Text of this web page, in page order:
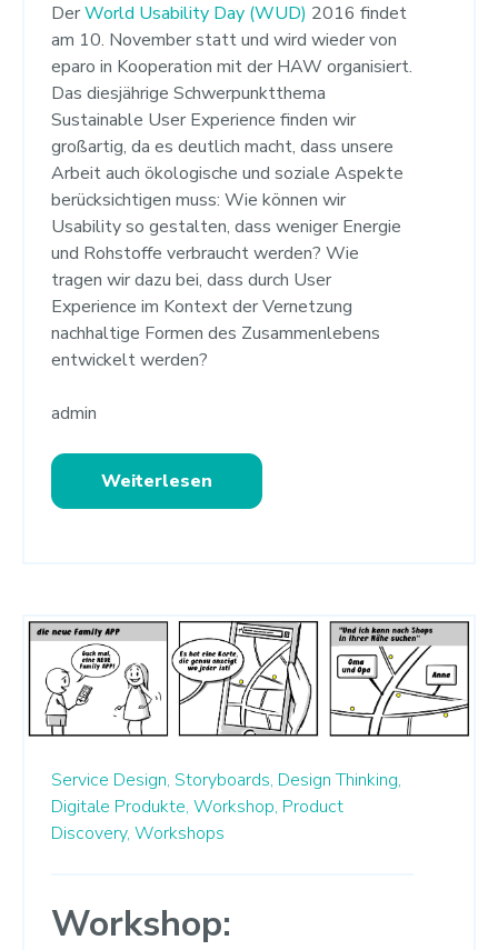
DerWorld Usability Day (WUD) 2016 findet
am 10. November statt und wird wieder von
eparo in Kooperation mit der HAW organisiert.
Das diesjährige Schwerpunktthema
Sustainable User Experience finden wir
großartig, da es deutlich macht, dass unsere
Arbeit auch ökologische und soziale Aspekte
berücksichtigen muss: Wie können wir
Usability so gestalten, dass weniger Energie
und Rohstoffe verbraucht werden? Wie
tragen wir dazu bei, dass durch User
Experience im Kontext der Vernetzung
nachhaltige Formen des Zusammenlebens
entwickelt werden?
admin
Weiterlesen
Service Design, Storyboards, Design Thinking,
Digitale Produkte, Workshop, Product
Discovery, Workshops
Workshop: